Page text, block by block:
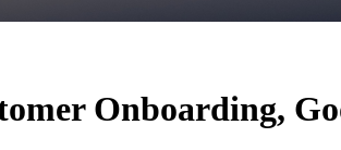
Onboarding,